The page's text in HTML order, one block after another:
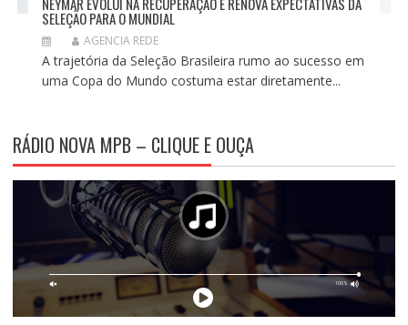
SELEÇÃO PARA O MUNDIAL
AGENCIA REDE
A trajetória da Seleção Brasileira rumo ao sucesso em
uma Copa do Mundo costuma estar diretamente...
RÁDIO NOVA MPB – CLIQUE E OUÇA